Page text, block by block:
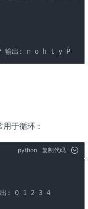
输出: n o h t y P
于循环：
python 复制代码
: 0 1 2 3 4